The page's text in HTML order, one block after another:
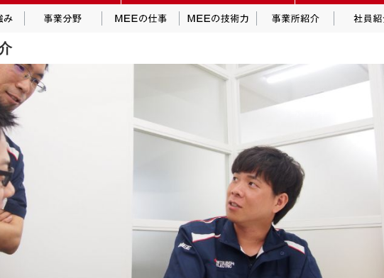
MEEの強み 事業分野 MEEの仕事 MEEの技術力 事業所紹介